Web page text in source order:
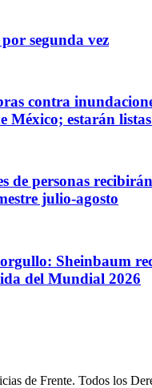
segunda vez
contra
México; estarán
de personas
julio-agosto
Sheinbaum
del Mundial 2026
de Frente. Todos los